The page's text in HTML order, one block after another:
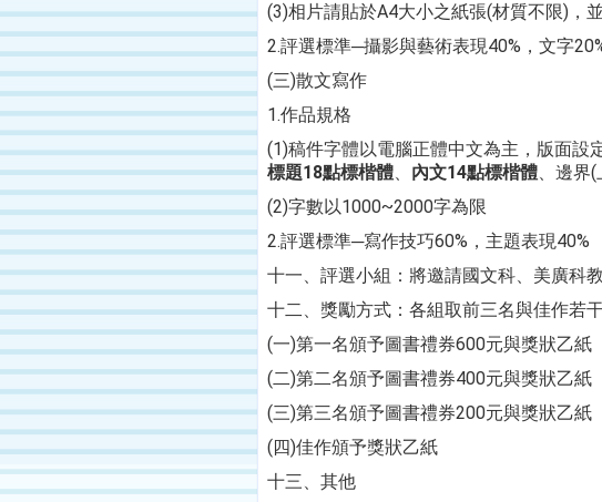
(3)相片請貼於A4大小之紙張(材質不限) ，
2.評選標準─攝影與藝術表現40% ，文字
(三)散文寫作
1.作品規格
(1)稿件字體以電腦正體中文為主，版面設
標題18點標楷體、 內文14點標楷體、邊界(
(2)字數以1000~2000字為限
2.評選標準─寫作技巧60% ，主題表現40%
十一、 評選小組：將邀請國文科、美廣科
十二、 獎勵方式：各組取前三名與佳作若干
(一)第一名頒予圖書禮券600元與獎狀乙紙
(二)第二名頒予圖書禮券400元與獎狀乙紙
(三)第三名頒予圖書禮券200元與獎狀乙紙
(四)佳作頒予獎狀乙紙
十三、 其他